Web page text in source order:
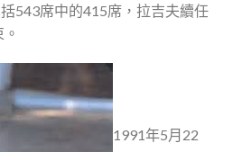
543席中的415席，拉吉夫續任
1991年5月22